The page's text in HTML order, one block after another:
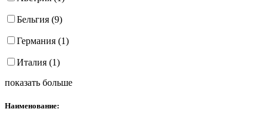
Бельгия (9)
Германия (1)
Италия (1)
показать больше
Наименование: